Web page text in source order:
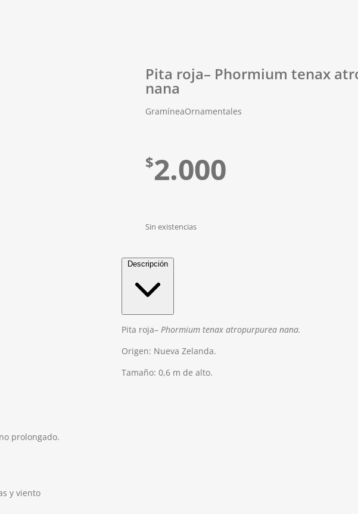
Pita roja– Phormium tenax
nana
GramíneaOrnamentales
$2.000
Sin existencias
Descripción
Pita roja– Phormium tenax atropurpureanana.
Origen: Nueva Zelanda.
Tamaño: 0,6 m de alto.
prolongado.
y viento